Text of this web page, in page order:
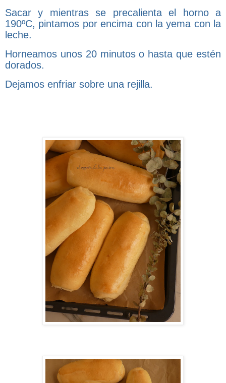
Sacar y mientras se precalienta el horno a
190ºC, pintamos por encima con la yema con la
leche.
Horneamos unos 20 minutos o hasta que estén
dorados.
Dejamos enfriar sobre una rejilla.